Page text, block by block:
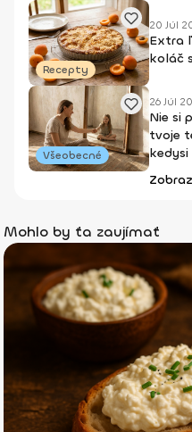
Recepty
20 Júl
Extra
koláč
Všeobecné
26 Júl
Nie si
tvoje
Mohlo by ťa zaujímať